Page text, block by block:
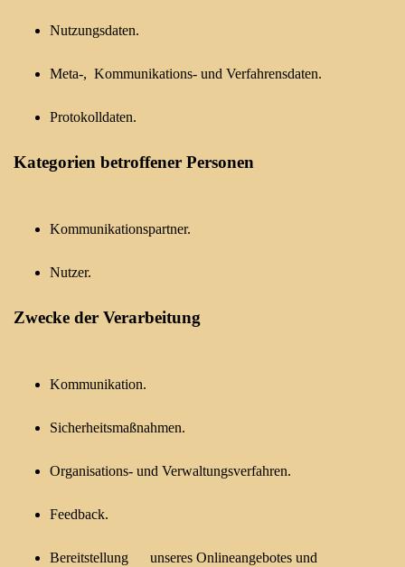
Nutzungsdaten.
Meta-, Kommunikations- und Verfahrensdaten.
Protokolldaten.
Kategorien betroffener Personen
Kommunikationspartner.
Nutzer.
Zwecke der Verarbeitung
Kommunikation.
Sicherheitsmaßnahmen.
Organisations- und Verwaltungsverfahren.
Feedback.
Bereitstellung unseres Onlineangebotes und